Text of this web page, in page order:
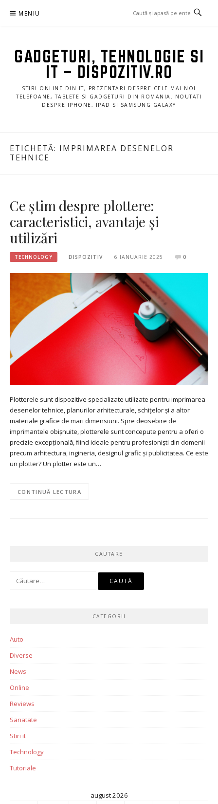
MENIU
GADGETURI, TEHNOLOGIE SI
IT – DISPOZITIV.RO
STIRI ONLINE DIN IT, PREZENTARI DESPRE CELE MAI NOI
TELEFOANE, TABLETE SI GADGETURI DIN ROMANIA. NOUTATI
DESPRE IPHONE, IPAD SI SAMSUNG GALAXY
ETICHETĂ: IMPRIMAREA DESENELOR
TEHNICE
Ce știm despre plottere:
caracteristici, avantaje și
utilizări
TECHNOLOGY DISPOZITIV 6 IANUARIE 2025 0
Plotterele sunt dispozitive specializate utilizate pentru imprimarea
desenelor tehnice, planurilor arhitecturale, schițelor și a altor
materiale grafice de mari dimensiuni. Spre deosebire de
imprimantele obișnuite, plotterele sunt concepute pentru a oferi o
precizie excepțională, fiind ideale pentru profesioniști din domenii
precum arhitectura, ingineria, designul grafic și publicitatea. Ce este
un plotter? Un plotter este un…
CONTINUĂ LECTURA
CAUTARE
Caută
CATEGORII
Auto
Diverse
News
Online
Reviews
Sanatate
Stiri it
Technology
Tutoriale
august 2026